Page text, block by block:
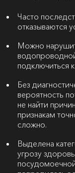
Часто
отказываются
Можно
подключиться
Без
вероятность
не найти
признакам
сложно.
Выделена
угрозу